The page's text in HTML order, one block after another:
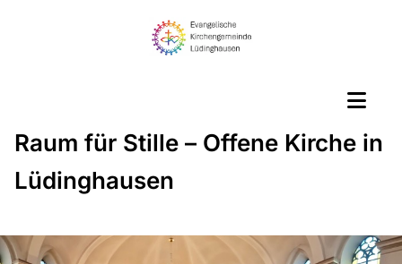
Raum für Stille – Offene Kirche in
Lüdinghausen